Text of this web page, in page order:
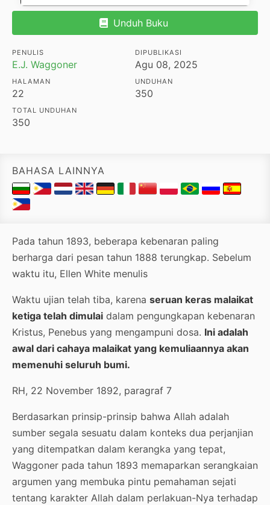
Unduh Buku
PENULIS
E.J. Waggoner
DIPUBLIKASI
Agu 08, 2025
HALAMAN
22
UNDUHAN
350
TOTAL UNDUHAN
350
BAHASA LAINNYA
Pada tahun 1893, beberapa kebenaran paling
berharga dari pesan tahun 1888 terungkap. Sebelum
waktu itu, Ellen White menulis
Waktu ujian telah tiba, karena seruan keras malaikat
ketiga telah dimulai dalam pengungkapan kebenaran
Kristus, Penebus yang mengampuni dosa. Ini adalah
awal dari cahaya malaikat yang kemuliaannya akan
memenuhi seluruh bumi.
RH, 22 November 1892, paragraf 7
Berdasarkan prinsip-prinsip bahwa Allah adalah
sumber segala sesuatu dalam konteks dua perjanjian
yang ditempatkan dalam kerangka yang tepat,
Waggoner pada tahun 1893 memaparkan serangkaian
argumen yang membuka pintu pemahaman sejati
tentang karakter Allah dalam perlakuan-Nya terhadap